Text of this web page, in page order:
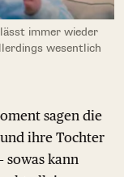
immer wieder
wesentlich
sagen die
ihre Tochter
sowas kann